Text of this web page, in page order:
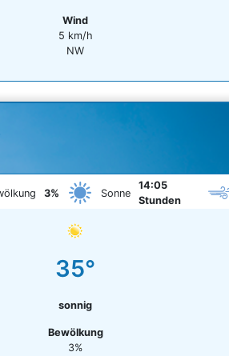
Wind
5 km/h
NW
3% Sonne
14:05
Stunden
35°
sonnig
Bewölkung
3%